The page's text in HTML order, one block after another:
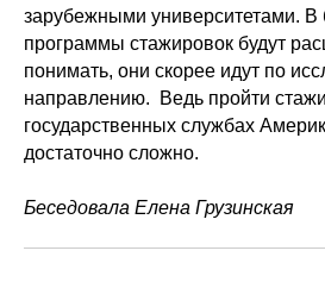
зарубежными университетами.
программы стажировок будут
понимать, они скорее идут по
направлению.
Ведь пройти
государственных службах
достаточно сложно.
Беседовала Елена Грузинская